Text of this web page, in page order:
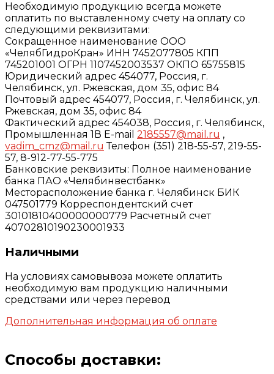
Необходимую продукцию всегда можете
оплатить по выставленному счету на оплату со
следующими реквизитами:
Сокращенное наименование ООО
«ЧелябГидроКран» ИНН 7452077805 КПП
745201001 ОГРН 1107452003537 ОКПО 65755815
Юридический адрес 454077, Россия, г.
Челябинск, ул. Ржевская, дом 35, офис 84
Почтовый адрес 454077, Россия, г. Челябинск, ул.
Ржевская, дом 35, офис 84
Фактический адрес 454038, Россия, г. Челябинск,
Промышленная 1В E-mail 2185557@mail.ru ,
vadim_cmz@mail.ru Телефон (351) 218-55-57, 219-55-
57, 8-912-77-55-775
Банковские реквизиты: Полное наименование
банка ПАО «Челябинвестбанк»
Месторасположение банка г. Челябинск БИК
047501779 Корреспондентский счет
30101810400000000779 Расчетный счет
40702810190230001933
Наличными
На условиях самовывоза можете оплатить
необходимую вам продукцию наличными
средствами или через перевод
Дополнительная информация об оплате
Способы доставки: